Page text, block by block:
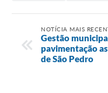
NOTÍCIA MAIS
Gestão
pavimentação
de São Pedro